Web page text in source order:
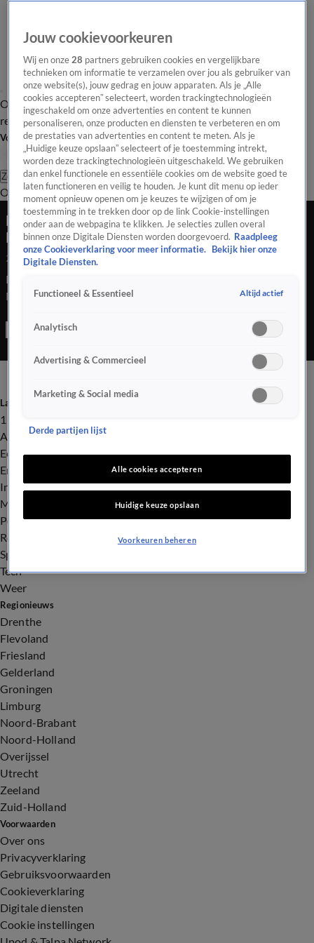
Overzicht Laatste nieuws Regionieuws Het beste van Hart
Tip de
redactie
Volg Hart van Nederland
Zoeken
OverzichtRegioUitzendingenWeerTip de redactiePanelVideo's
Mooiste muurschildering van de wereld kan in
Nederland hangen
27 jan 2025, 23:06
De mooiste muurschildering ter wereld zou zomaar in
Nederland kunnen hangen. Op de nominatielijst staan
kunstenaar Paul Watty en het Eindhovense duo Studio Giftig,
Laatste nieuws
112
Advies & Tips
Economie
Entertainment
Infrastructuur
Milieu en Gezondheid
Politiek
Royalty
Sport
Tech
Weer
Regionieuws
Drenthe
Flevoland
Friesland
Gelderland
Groningen
Limburg
Noord-Brabant
Noord-Holland
Overijssel
Utrecht
Zeeland
Zuid-Holland
Voorwaarden
Over ons
Privacyverklaring
Gebruiksvoorwaarden
Cookieverklaring
Digitale diensten
Cookie instellingen
Jouw cookievoorkeuren
Wij en onze28 partners gebruiken cookies en vergelijkbare
technieken om informatie te verzamelen over jou als gebruiker van
onze website(s), jouw gedrag en jouw apparaten. Als je „Alle
cookies accepteren” selecteert, worden trackingtechnologieën
ingeschakeld om onze advertenties en content te kunnen
personaliseren, onze producten en diensten te verbeteren en om
de prestaties van advertenties en content te meten. Als je
„Huidige keuze opslaan” selecteert of je toestemming intrekt,
worden deze trackingtechnologieën uitgeschakeld. We gebruiken
dan enkel functionele en essentiële cookies om de website goed te
laten functioneren en veilig te houden. Je kunt dit menu op ieder
moment opnieuw openen om je keuzes te wijzigen of om je
toestemming in te trekken door op de link Cookie-instellingen
onder aan de webpagina te klikken. Je selecties zullen overal
binnen onze Digitale Diensten worden doorgevoerd. Raadpleeg
onze Cookieverklaring voor meer informatie.
Bekijk hier onze
Digitale Diensten.
Functioneel & Essentieel Altijd actief
Analytisch
Advertising & Commercieel
Marketing & Social media
Derde partijen lijst
Alle cookies accepteren
Huidige keuze opslaan
Voorkeuren beheren